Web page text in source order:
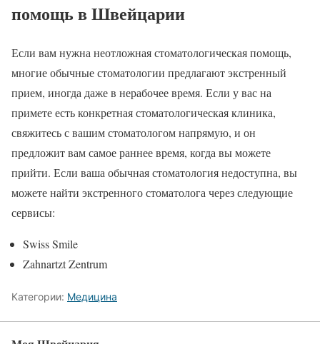
помощь в Швейцарии
Если вам нужна неотложная стоматологическая помощь,
многие обычные стоматологии предлагают экстренный
прием, иногда даже в нерабочее время. Если у вас на
примете есть конкретная стоматологическая клиника,
свяжитесь с вашим стоматологом напрямую, и он
предложит вам самое раннее время, когда вы можете
прийти. Если ваша обычная стоматология недоступна, вы
можете найти экстренного стоматолога через следующие
сервисы:
Swiss Smile
Zahnartzt Zentrum
Категории: Медицина